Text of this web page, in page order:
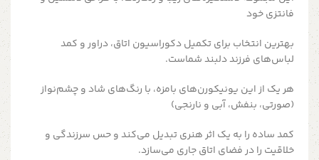
فانتزی خود
بهترین انتخاب برای تکمیل دکوراسیون اتاق، دراور و کمد
لباس‌های فرزند دلبند شماست.
هر یک از این یونیکورن‌های بامزه، با رنگ‌های شاد و چشم‌نواز
(صورتی، بنفش، آبی و نارنجی)
کمد ساده را به یک اثر هنری تبدیل می‌کند و حس سرزندگی و
خلاقیت را در فضای اتاق جاری می‌سازد.